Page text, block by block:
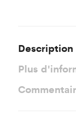
Description
Plus